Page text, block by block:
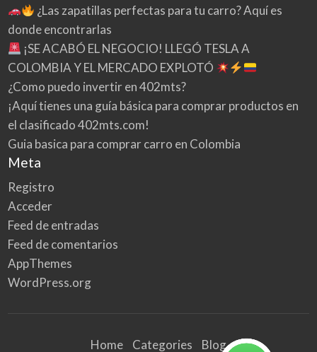
¿Las zapatillas perfectas para tu carro? Aquí es
donde encontrarlas
¡SE ACABÓ EL NEGOCIO! LLEGÓ TESLA A
COLOMBIA Y EL MERCADO EXPLOTÓ
¿Como puedo invertir en 402mts?
¡Aquí tienes una guía básica para comprar productos en
el clasificado 402mts.com!
Guia basica para comprar carro en Colombia
Meta
Registro
Acceder
Feed de entradas
Feed de comentarios
AppThemes
WordPress.org
Home Categories Blog